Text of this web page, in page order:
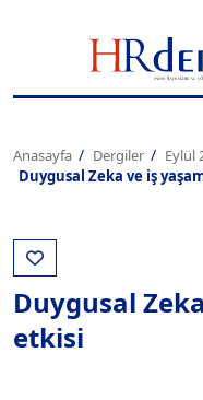
Anasayfa Dergiler
Eylül
Duygusal Zeka ve iş
Duygusal
etkisi